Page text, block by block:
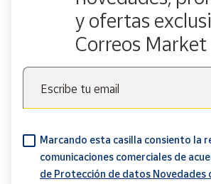
y ofertas
Correos Market
Escribe tu email
Marcando esta casilla consiento la
comunicaciones comerciales de
de Protección de datos Novedades